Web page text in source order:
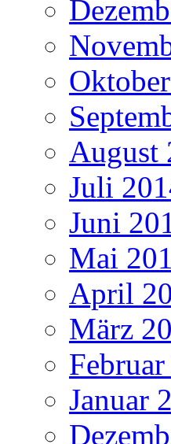
August
Juli
Juni
Mai
April
März
Januar